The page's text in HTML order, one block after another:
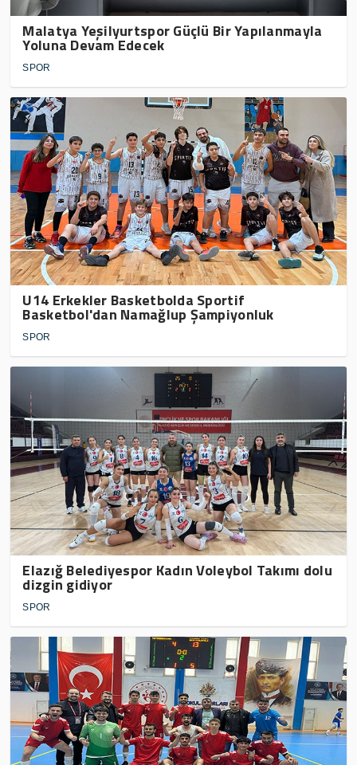
Malatya Yeşilyurtspor Güçlü Bir Yapılanmayla
Yoluna Devam Edecek
SPOR
U14 Erkekler Basketbolda Sportif
Basketbol'dan Namağlup Şampiyonluk
SPOR
Elazığ Belediyespor Kadın Voleybol Takımı dolu
dizgin gidiyor
SPOR